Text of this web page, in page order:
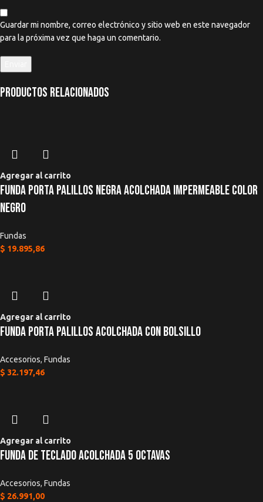
Guardar mi nombre, correo electrónico y sitio web en este navegador
para la próxima vez que haga un comentario.
Productos relacionados
Agregar al carrito
Funda Porta Palillos Negra Acolchada Impermeable Color
Negro
Fundas
$ 19.895,86
Agregar al carrito
Funda Porta Palillos Acolchada Con Bolsillo
Accesorios, Fundas
$ 32.197,46
Agregar al carrito
Funda De Teclado Acolchada 5 Octavas
Accesorios, Fundas
$ 26.991,00